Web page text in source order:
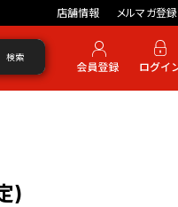
店舗情報 メルマガ登録
検索
)